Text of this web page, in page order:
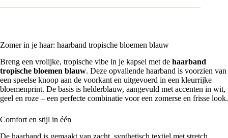
Zomer in je haar: haarband tropische bloemen blauw
Breng een vrolijke, tropische vibe in je kapsel met de haarband
tropische bloemen blauw. Deze opvallende haarband is voorzien van
een speelse knoop aan de voorkant en uitgevoerd in een kleurrijke
bloemenprint. De basis is helderblauw, aangevuld met accenten in wit,
geel en roze – een perfecte combinatie voor een zomerse en frisse look.
Comfort en stijl in één
De haarband is gemaakt van zacht, synthetisch textiel met stretch,